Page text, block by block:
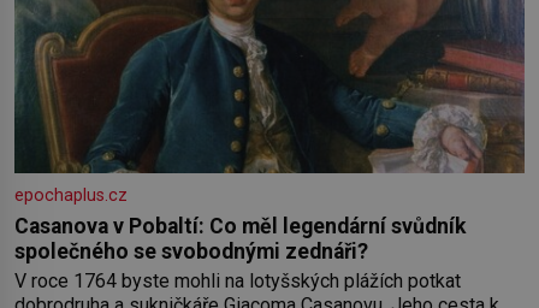
epochaplus.cz
Casanova v Pobaltí: Co měl legendární svůdník
společného se svobodnými zednáři?
V roce 1764 byste mohli na lotyšských plážích potkat